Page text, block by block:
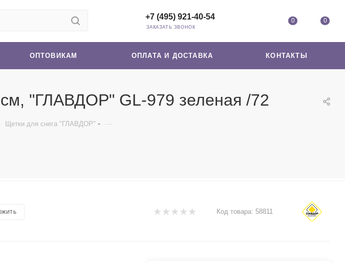
0 0
+7 (495) 921-40-54
ЗАКАЗАТЬ ЗВОНОК
ОПТОВИКАМ ОПЛАТА И ДОСТАВКА КОНТАКТЫ
"ГЛАВДОР" GL-979 зеленая /72
Щетки для снега "ГЛАВДОР" —
Код товара: 58811